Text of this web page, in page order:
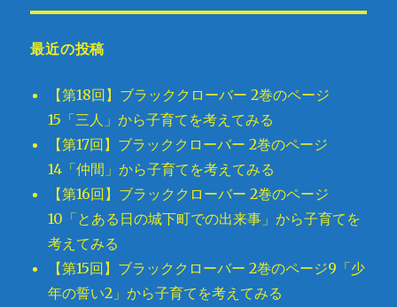
象:
最近の投稿
【第18回】ブラッククローバー 2巻のページ
15「三人」から子育てを考えてみる
【第17回】ブラッククローバー 2巻のページ
14「仲間」から子育てを考えてみる
【第16回】ブラッククローバー 2巻のページ
10「とある日の城下町での出来事」から子育てを
考えてみる
【第15回】ブラッククローバー 2巻のページ9「少
年の誓い2」から子育てを考えてみる